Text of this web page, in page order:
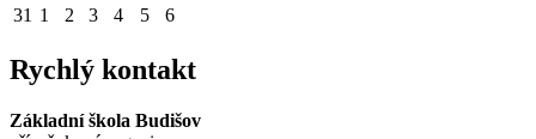
31 1 2 3 4 5 6
Rychlý kontakt
Základní škola Budišov